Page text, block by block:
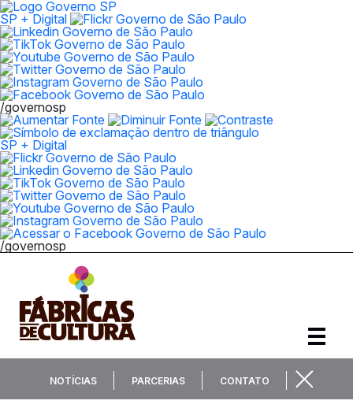
SP + Digital
/governosp
SP + Digital
/governosp
NOTÍCIAS PARCERIAS CONTATO